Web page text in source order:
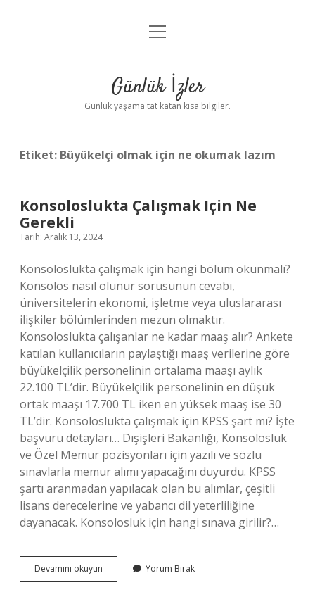
Anasayfa
Yasal Uyarı
menüyü
Günlük İzler
Günlük yaşama tat katan kısa bilgiler.
Etiket: Büyükelçi olmak için ne okumak lazım
Konsoloslukta Çalışmak Için Ne
Gerekli
Tarih: Aralık 13, 2024
Konsoloslukta çalışmak için hangi bölüm okunmalı?
Konsolos nasıl olunur sorusunun cevabı,
üniversitelerin ekonomi, işletme veya uluslararası
ilişkiler bölümlerinden mezun olmaktır.
Konsoloslukta çalışanlar ne kadar maaş alır? Ankete
katılan kullanıcıların paylaştığı maaş verilerine göre
büyükelçilik personelinin ortalama maaşı aylık
22.100 TL’dir. Büyükelçilik personelinin en düşük
ortak maaşı 17.700 TL iken en yüksek maaş ise 30
TL’dir. Konsoloslukta çalışmak için KPSS şart mı? İşte
başvuru detayları… Dışişleri Bakanlığı, Konsolosluk
ve Özel Memur pozisyonları için yazılı ve sözlü
sınavlarla memur alımı yapacağını duyurdu. KPSS
şartı aranmadan yapılacak olan bu alımlar, çeşitli
lisans derecelerine ve yabancı dil yeterliliğine
dayanacak. Konsolosluk için hangi sınava girilir?…
Devamını okuyun Konsoloslukta
Çalışmak
Yorum Bırak